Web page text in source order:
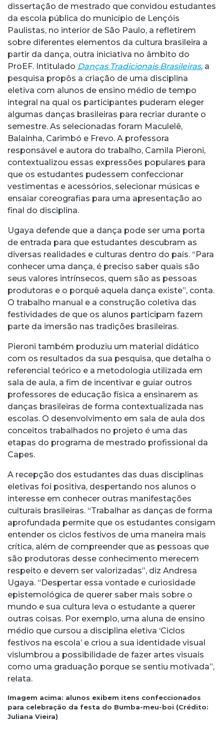
dissertação de mestrado que convidou estudantes
da escola pública do município de Lençóis
Paulistas, no interior de São Paulo, a refletirem
sobre diferentes elementos da cultura brasileira a
partir da dança, outra iniciativa no âmbito do
ProEF. Intitulado Danças Tradicionais Brasileiras, a
pesquisa propôs a criação de uma disciplina
eletiva com alunos de ensino médio de tempo
integral na qual os participantes puderam eleger
algumas danças brasileiras para recriar durante o
semestre. As selecionadas foram Maculelê,
Balainha, Carimbó e Frevo. A professora
responsável e autora do trabalho, Camila Pieroni,
contextualizou essas expressões populares para
que os estudantes pudessem confeccionar
vestimentas e acessórios, selecionar músicas e
ensaiar coreografias para uma apresentação ao
final do disciplina.
Ugaya defende que a dança pode ser uma porta
de entrada para que estudantes descubram as
diversas realidades e culturas dentro do país. “Para
conhecer uma dança, é preciso saber quais são
seus valores intrínsecos, quem são as pessoas
produtoras e o porquê aquela dança existe”, conta.
O trabalho manual e a construção coletiva das
festividades de que os alunos participam fazem
parte da imersão nas tradições brasileiras.
Pieroni também produziu um material didático
com os resultados da sua pesquisa, que detalha o
referencial teórico e a metodologia utilizada em
sala de aula, a fim de incentivar e guiar outros
professores de educação física a ensinarem as
danças brasileiras de forma contextualizada nas
escolas. O desenvolvimento em sala de aula dos
conceitos trabalhados no projeto é uma das
etapas do programa de mestrado profissional da
Capes.
A recepção dos estudantes das duas disciplinas
eletivas foi positiva, despertando nos alunos o
interesse em conhecer outras manifestações
culturais brasileiras. “Trabalhar as danças de forma
aprofundada permite que os estudantes consigam
entender os ciclos festivos de uma maneira mais
crítica, além de compreender que as pessoas que
são produtoras desse conhecimento merecem
respeito e devem ser valorizadas”, diz Andresa
Ugaya. “Despertar essa vontade e curiosidade
epistemológica de querer saber mais sobre o
mundo e sua cultura leva o estudante a querer
outras coisas. Por exemplo, uma aluna de ensino
médio que cursou a disciplina eletiva ‘Ciclos
festivos na escola’ e criou a sua identidade visual
vislumbrou a possibilidade de fazer artes visuais
como uma graduação porque se sentiu motivada”,
relata.
Imagem acima: alunos exibem itens confeccionados
para celebração da festa do Bumba-meu-boi (Crédito:
Juliana Vieira)